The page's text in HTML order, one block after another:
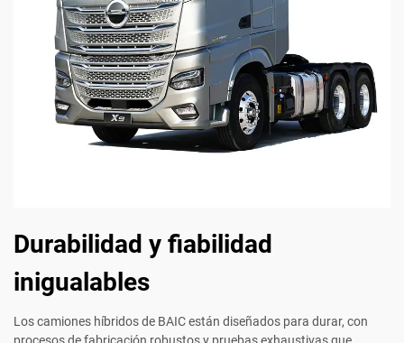
Durabilidad y fiabilidad
inigualables
Los camiones híbridos de BAIC están diseñados para durar, con